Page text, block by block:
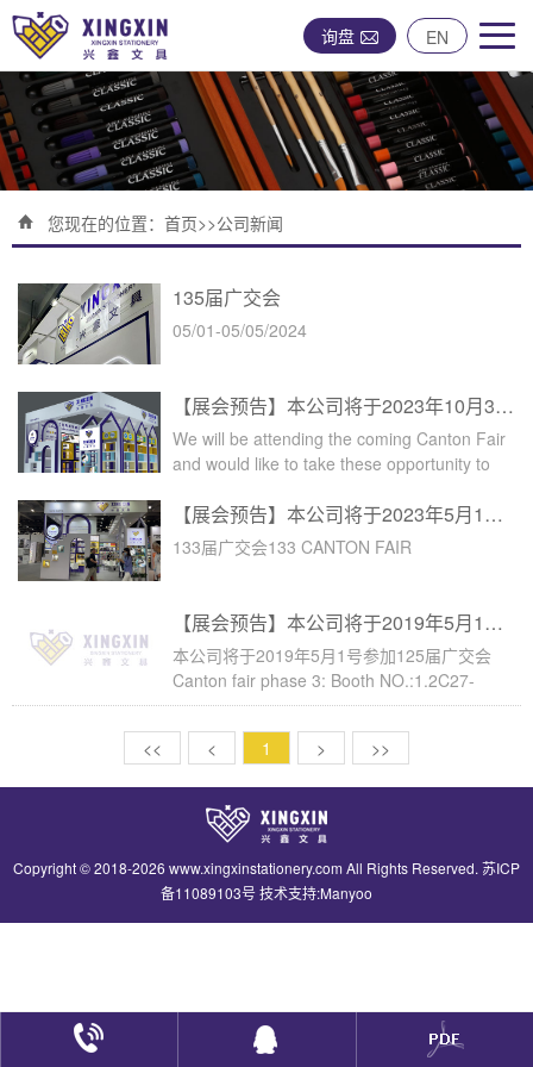
询盘 EN
您现在的位置： 首页>>公司新闻
135届广交会
05/01-05/05/2024
【展会预告】本公司将于2023年10月31号参加134届广交会
We will be attending the coming Canton Fair
and would like to take these opportunity to
listed our booth # etc. information for your
ref..Canton Fair Ⅲ :Exhibitor: Changshu
Xingxin Cultural Articles Co., Ltd.BOOTH
【展会预告】本公司将于2023年5月1号参加133届广交会
133届广交会133 CANTON FAIR
【展会预告】本公司将于2019年5月1号参加125届广交会
本公司将于2019年5月1号参加125届广交会
Canton fair phase 3: Booth NO.:1.2C27-
28,D21-22 (05/01 to 05/05)
<<
< 1 > >>
Copyright © 2018-2026 www.xingxinstationery.com All Rights Reserved. 苏ICP
备11089103号 技术支持:Manyoo